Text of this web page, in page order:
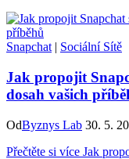
Snapchat | Sociální Sítě
Jak propojit
dosah vašich
OdByznys Lab 30. 5.
Přečtěte si více Jak